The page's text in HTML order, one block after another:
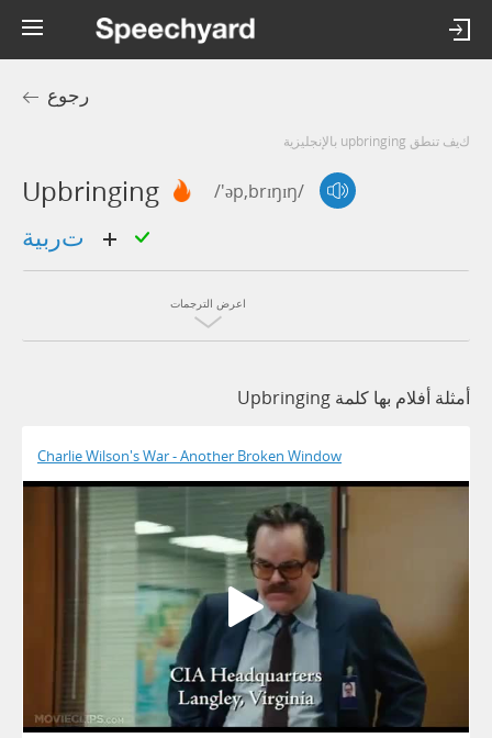
رجوع
كيف تنطق upbringing بالإنجليزية
Upbringing /'əp,brɪŋɪŋ/
اعرض الترجمات
أمثلة أفلام بها كلمة Upbringing
Charlie Wilson's War - Another Broken Window